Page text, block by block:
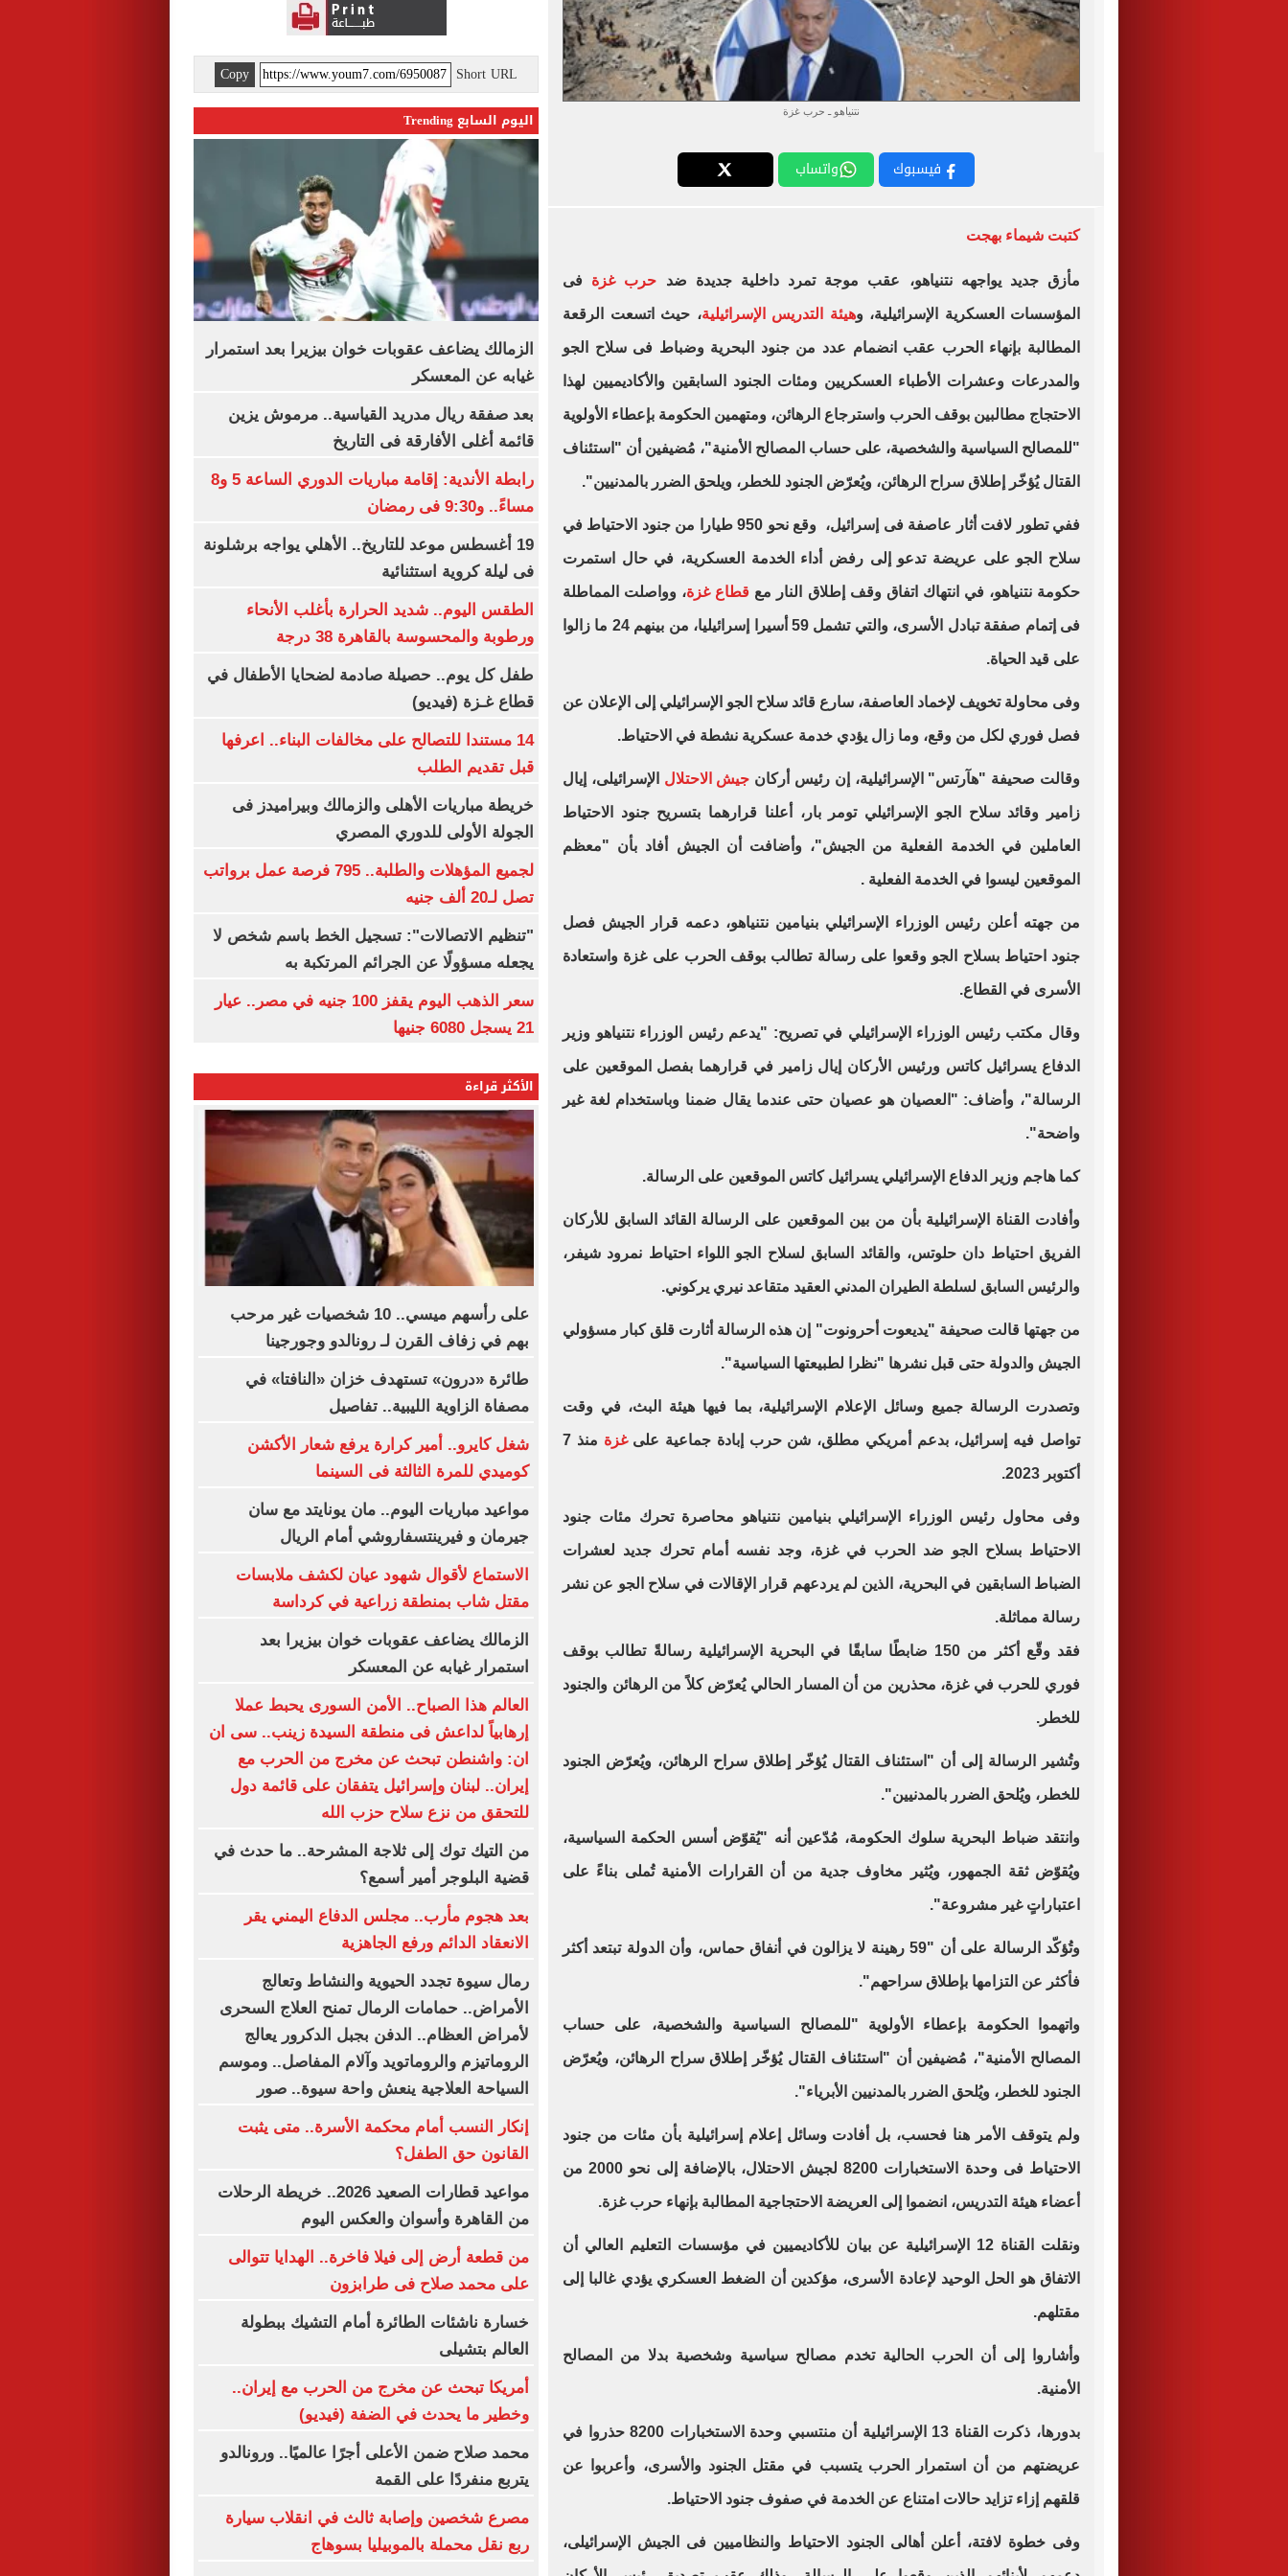
نتنياهو ـ حرب غزة
فيسبوك واتساب
كتبت شيماء بهجت
مأزق جديد يواجهه نتنياهو، عقب موجة تمرد داخلية جديدة ضد حرب غزة فى
المؤسسات العسكرية الإسرائيلية، وهيئة التدريس الإسرائيلية، حيث اتسعت الرقعة
المطالبة بإنهاء الحرب عقب انضمام عدد من جنود البحرية وضباط فى سلاح الجو
والمدرعات وعشرات الأطباء العسكريين ومئات الجنود السابقين والأكاديميين لهذا
الاحتجاج مطالبين بوقف الحرب واسترجاع الرهائن، ومتهمين الحكومة بإعطاء الأولوية
"للمصالح السياسية والشخصية، على حساب المصالح الأمنية"، مُضيفين أن "استئناف
القتال يُؤخّر إطلاق سراح الرهائن، ويُعرّض الجنود للخطر، ويلحق الضرر بالمدنيين".
ففي تطور لافت أثار عاصفة فى إسرائيل، وقع نحو 950 طيارا من جنود الاحتياط في
سلاح الجو على عريضة تدعو إلى رفض أداء الخدمة العسكرية، في حال استمرت
حكومة نتنياهو، في انتهاك اتفاق وقف إطلاق النار مع قطاع غزة، وواصلت المماطلة
فى إتمام صفقة تبادل الأسرى، والتي تشمل 59 أسيرا إسرائيليا، من بينهم 24 ما زالوا
على قيد الحياة.
وفى محاولة تخويف لإخماد العاصفة، سارع قائد سلاح الجو الإسرائيلي إلى الإعلان عن
فصل فوري لكل من وقع، وما زال يؤدي خدمة عسكرية نشطة في الاحتياط.
وقالت صحيفة "هآرتس" الإسرائيلية، إن رئيس أركان جيش الاحتلال الإسرائيلى، إيال
زامير وقائد سلاح الجو الإسرائيلي تومر بار، أعلنا قرارهما بتسريح جنود الاحتياط
العاملين في الخدمة الفعلية من الجيش"، وأضافت أن الجيش أفاد بأن "معظم
الموقعين ليسوا في الخدمة الفعلية .
من جهته أعلن رئيس الوزراء الإسرائيلي بنيامين نتنياهو، دعمه قرار الجيش فصل
جنود احتياط بسلاح الجو وقعوا على رسالة تطالب بوقف الحرب على غزة واستعادة
الأسرى في القطاع.
وقال مكتب رئيس الوزراء الإسرائيلي في تصريح: "يدعم رئيس الوزراء نتنياهو وزير
الدفاع يسرائيل كاتس ورئيس الأركان إيال زامير في قرارهما بفصل الموقعين على
الرسالة"، وأضاف: "العصيان هو عصيان حتى عندما يقال ضمنا وباستخدام لغة غير
واضحة".
كما هاجم وزير الدفاع الإسرائيلي يسرائيل كاتس الموقعين على الرسالة.
وأفادت القناة الإسرائيلية بأن من بين الموقعين على الرسالة القائد السابق للأركان
الفريق احتياط دان حلوتس، والقائد السابق لسلاح الجو اللواء احتياط نمرود شيفر،
والرئيس السابق لسلطة الطيران المدني العقيد متقاعد نيري يركوني.
من جهتها قالت صحيفة "يديعوت أحرونوت" إن هذه الرسالة أثارت قلق كبار مسؤولي
الجيش والدولة حتى قبل نشرها "نظرا لطبيعتها السياسية".
وتصدرت الرسالة جميع وسائل الإعلام الإسرائيلية، بما فيها هيئة البث، في وقت
تواصل فيه إسرائيل، بدعم أمريكي مطلق، شن حرب إبادة جماعية علىغزة منذ 7
أكتوبر 2023.
وفى محاول رئيس الوزراء الإسرائيلي بنيامين نتنياهو محاصرة تحرك مئات جنود
الاحتياط بسلاح الجو ضد الحرب في غزة، وجد نفسه أمام تحرك جديد لعشرات
الضباط السابقين في البحرية، الذين لم يردعهم قرار الإقالات في سلاح الجو عن نشر
رسالة مماثلة.
فقد وقّع أكثر من 150 ضابطًا سابقًا في البحرية الإسرائيلية رسالةً تطالب بوقف
فوري للحرب في غزة، محذرين من أن المسار الحالي يُعرّض كلاً من الرهائن والجنود
للخطر.
وتُشير الرسالة إلى أن "استئناف القتال يُؤخّر إطلاق سراح الرهائن، ويُعرّض الجنود
للخطر، ويُلحق الضرر بالمدنيين".
وانتقد ضباط البحرية سلوك الحكومة، مُدّعين أنه "يُقوّض أسس الحكمة السياسية،
ويُقوّض ثقة الجمهور، ويُثير مخاوف جدية من أن القرارات الأمنية تُملى بناءً على
اعتباراتٍ غير مشروعة".
وتُؤكّد الرسالة على أن "59 رهينة لا يزالون في أنفاق حماس، وأن الدولة تبتعد أكثر
فأكثر عن التزامها بإطلاق سراحهم".
واتهموا الحكومة بإعطاء الأولوية "للمصالح السياسية والشخصية، على حساب
المصالح الأمنية"، مُضيفين أن "استئناف القتال يُؤخّر إطلاق سراح الرهائن، ويُعرّض
الجنود للخطر، ويُلحق الضرر بالمدنيين الأبرياء".
ولم يتوقف الأمر هنا فحسب، بل أفادت وسائل إعلام إسرائيلية بأن مئات من جنود
الاحتياط فى وحدة الاستخبارات 8200 لجيش الاحتلال، بالإضافة إلى نحو 2000 من
أعضاء هيئة التدريس، انضموا إلى العريضة الاحتجاجية المطالبة بإنهاء حرب غزة.
ونقلت القناة 12 الإسرائيلية عن بيان للأكاديميين في مؤسسات التعليم العالي أن
الاتفاق هو الحل الوحيد لإعادة الأسرى، مؤكدين أن الضغط العسكري يؤدي غالبا إلى
مقتلهم.
وأشاروا إلى أن الحرب الحالية تخدم مصالح سياسية وشخصية بدلا من المصالح
الأمنية.
بدورها، ذكرت القناة 13 الإسرائيلية أن منتسبي وحدة الاستخبارات 8200 حذروا في
عريضتهم من أن استمرار الحرب يتسبب في مقتل الجنود والأسرى، وأعربوا عن
قلقهم إزاء تزايد حالات امتناع عن الخدمة في صفوف جنود الاحتياط.
وفى خطوة لافتة، أعلن أهالى الجنود الاحتياط والنظاميين فى الجيش الإسرائيلى،
Short URL
Copy
اليوم السابع Trending
الزمالك يضاعف عقوبات خوان بيزيرا بعد استمرار
غيابه عن المعسكر
بعد صفقة ريال مدريد القياسية.. مرموش يزين
قائمة أغلى الأفارقة فى التاريخ
رابطة الأندية: إقامة مباريات الدوري الساعة 5 و8
مساءً.. و9:30 فى رمضان
19 أغسطس موعد للتاريخ.. الأهلي يواجه برشلونة
فى ليلة كروية استثنائية
الطقس اليوم.. شديد الحرارة بأغلب الأنحاء
ورطوبة والمحسوسة بالقاهرة 38 درجة
طفل كل يوم.. حصيلة صادمة لضحايا الأطفال في
قطاع غـزة (فيديو)
14 مستندا للتصالح على مخالفات البناء.. اعرفها
قبل تقديم الطلب
خريطة مباريات الأهلى والزمالك وبيراميدز فى
الجولة الأولى للدوري المصري
لجميع المؤهلات والطلبة.. 795 فرصة عمل برواتب
تصل لـ20 ألف جنيه
"تنظيم الاتصالات": تسجيل الخط باسم شخص لا
يجعله مسؤولًا عن الجرائم المرتكبة به
سعر الذهب اليوم يقفز 100 جنيه في مصر.. عيار
21 يسجل 6080 جنيها
الأكثر قراءة
على رأسهم ميسي.. 10 شخصيات غير مرحب
بهم في زفاف القرن لـ رونالدو وجورجينا
طائرة «درون» تستهدف خزان «النافتا» في
مصفاة الزاوية الليبية.. تفاصيل
شغل كايرو.. أمير كرارة يرفع شعار الأكشن
كوميدي للمرة الثالثة فى السينما
مواعيد مباريات اليوم.. مان يونايتد مع سان
جيرمان و فيرينتسفاروشي أمام الريال
الاستماع لأقوال شهود عيان لكشف ملابسات
مقتل شاب بمنطقة زراعية في كرداسة
الزمالك يضاعف عقوبات خوان بيزيرا بعد
استمرار غيابه عن المعسكر
العالم هذا الصباح.. الأمن السورى يحبط عملا
إرهابياً لداعش فى منطقة السيدة زينب.. سى ان
ان: واشنطن تبحث عن مخرج من الحرب مع
إيران.. لبنان وإسرائيل يتفقان على قائمة دول
للتحقق من نزع سلاح حزب الله
من التيك توك إلى ثلاجة المشرحة.. ما حدث في
قضية البلوجر أمير أسمع؟
بعد هجوم مأرب.. مجلس الدفاع اليمني يقر
الانعقاد الدائم ورفع الجاهزية
رمال سيوة تجدد الحيوية والنشاط وتعالج
الأمراض.. حمامات الرمال تمنح العلاج السحرى
لأمراض العظام.. الدفن بجبل الدكرور يعالج
الروماتيزم والروماتويد وآلام المفاصل.. وموسم
السياحة العلاجية ينعش واحة سيوة.. صور
إنكار النسب أمام محكمة الأسرة.. متى يثبت
القانون حق الطفل؟
مواعيد قطارات الصعيد 2026.. خريطة الرحلات
من القاهرة وأسوان والعكس اليوم
من قطعة أرض إلى فيلا فاخرة.. الهدايا تتوالى
على محمد صلاح فى طرابزون
خسارة ناشئات الطائرة أمام التشيك ببطولة
العالم بتشيلى
أمريكا تبحث عن مخرج من الحرب مع إيران..
وخطير ما يحدث في الضفة (فيديو)
محمد صلاح ضمن الأعلى أجرًا عالميًا.. ورونالدو
يتربع منفردًا على القمة
مصرع شخصين وإصابة ثالث في انقلاب سيارة
ربع نقل محملة بالموبيليا بسوهاج